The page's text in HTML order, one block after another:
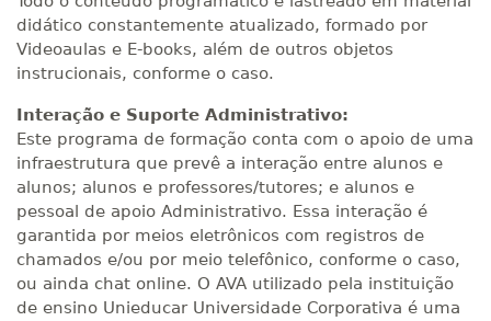
didático constantemente atualizado, formado por
Videoaulas e E-books, além de outros objetos
instrucionais, conforme o caso.
Interação e Suporte Administrativo:
Este programa de formação conta com o apoio de uma
infraestrutura que prevê a interação entre alunos e
alunos; alunos e professores/tutores; e alunos e
pessoal de apoio Administrativo. Essa interação é
garantida por meios eletrônicos com registros de
chamados e/ou por meio telefônico, conforme o caso,
ou ainda chat online. O AVA utilizado pela instituição
de ensino Unieducar Universidade Corporativa é uma